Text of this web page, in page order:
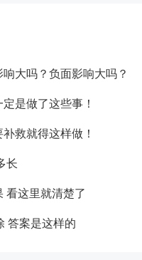
大吗？负面影响大吗？
是做了这些事！
救就得这样做！
长
看这里就清楚了
答案是这样的